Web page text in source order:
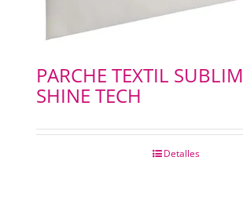
PARCHE TEXTIL
SHINE TECH
Detalles